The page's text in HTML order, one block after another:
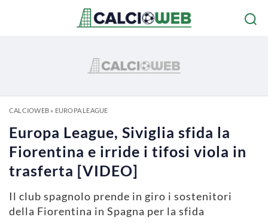
CALCIOWEB» EUROPA LEAGUE
Europa League, Siviglia sfida la
Fiorentina e irride i tifosi viola in
trasferta [VIDEO]
Il club spagnolo prende in giro i sostenitori
della Fiorentina in Spagna per la sfida